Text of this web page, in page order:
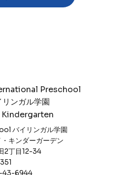
Preschool
リンガル学園
Kindergarten
バイリンガル学園
キンダーガーデン
2丁目12-34
43-6944